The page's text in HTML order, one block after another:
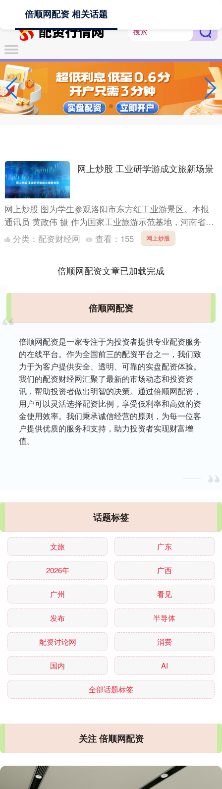
倍顺网配资 相关话题
网上炒股 工业研学游成文旅新场景
网上炒股 图为学生参观洛阳市东方红工业游景区。本报
通讯员 黄政伟 摄 作为国家工业旅游示范基地，河南省洛
阳市东方红工业游景区依托农耕博物馆、苏式建筑群及中
国一拖....
分类： 配资财经网 查看： 155 网上炒股
倍顺网配资文章已加载完成
倍顺网配资
倍顺网配资是一家专注于为投资者提供专业配资服务
的在线平台。作为全国前三的配资平台之一，我们致
力于为客户提供安全、透明、可靠的实盘配资体验。
我们的配资财经网汇聚了最新的市场动态和投资资
讯，帮助投资者做出明智的决策。通过倍顺网配资，
用户可以灵活选择配资比例，享受低利率和高效的资
金使用效率。我们秉承诚信经营的原则，为每一位客
户提供优质的服务和支持，助力投资者实现财富增
值。
话题标签
文旅 广东
2026年 广西
广州 看见
发布 半导体
配资讨论网 消费
国内 AI
全部话题标签
关注 倍顺网配资